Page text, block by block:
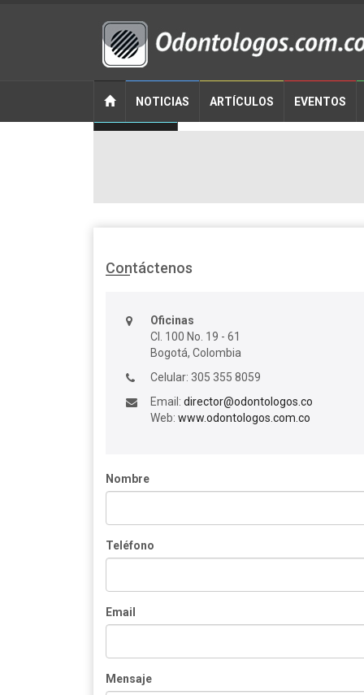
NOTICIAS ARTÍCULOS EVENTOS
Contáctenos
Oficinas
Cl. 100 No. 19 - 61
Bogotá, Colombia
Celular: 305 355 8059
Email: director@odontologos.co
Web: www.odontologos.com.co
Nombre
Teléfono
Email
Mensaje